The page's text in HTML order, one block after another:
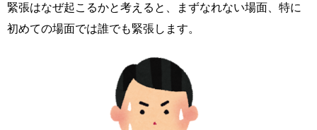
緊張はなぜ起こるかと考えると、まずなれない場面、特に
初めての場面では誰でも緊張します。